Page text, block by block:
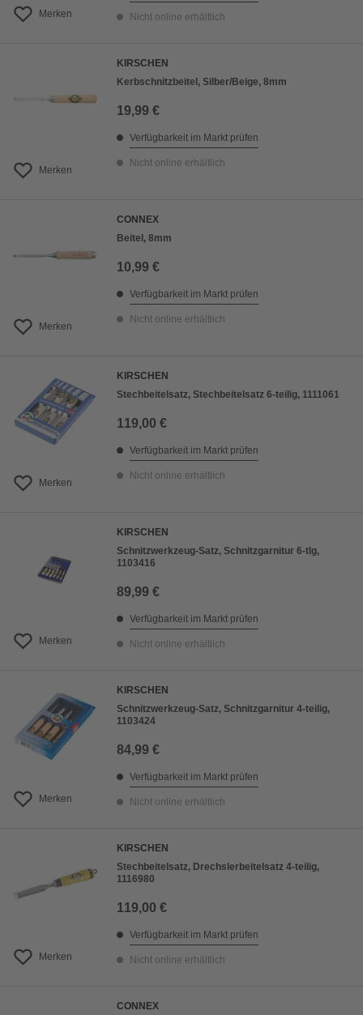
Merken Nicht online erhältlich
Merken
KIRSCHEN
Kerbschnitzbeitel, Silber/Beige, 8mm
19,99 €
Verfügbarkeit im Markt prüfen
Nicht online erhältlich
Merken
CONNEX
Beitel, 8mm
10,99 €
Verfügbarkeit im Markt prüfen
Nicht online erhältlich
Merken
KIRSCHEN
Stechbeitelsatz, Stechbeitelsatz 6-teilig, 1111061
119,00 €
Verfügbarkeit im Markt prüfen
Nicht online erhältlich
Merken
KIRSCHEN
Schnitzwerkzeug-Satz, Schnitzgarnitur 6-tlg,
1103416
89,99 €
Verfügbarkeit im Markt prüfen
Nicht online erhältlich
Merken
KIRSCHEN
Schnitzwerkzeug-Satz, Schnitzgarnitur 4-teilig,
1103424
84,99 €
Verfügbarkeit im Markt prüfen
Nicht online erhältlich
Merken
KIRSCHEN
Stechbeitelsatz, Drechslerbeitelsatz 4-teilig,
1116980
119,00 €
Verfügbarkeit im Markt prüfen
Nicht online erhältlich
CONNEX